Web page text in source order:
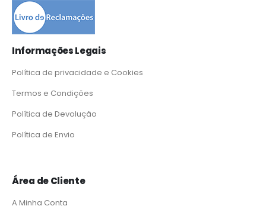
Informações Legais
Política de privacidade e Cookies
Termos e Condições
Política de Devolução
Política de Envio
Área de Cliente
A Minha Conta